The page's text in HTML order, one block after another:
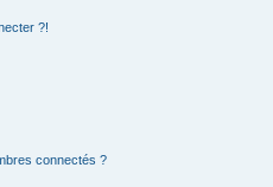
?!
connectés ?